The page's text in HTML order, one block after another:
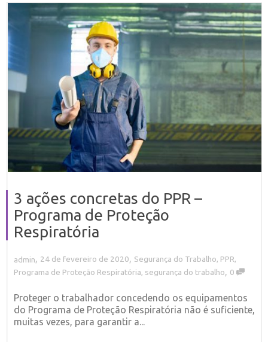
3 ações concretas do PPR –
Programa de Proteção
Respiratória
admin, 24 de fevereiro de 2020, Segurança do Trabalho, PPR,
Programa de Proteção Respiratória, segurança do trabalho 0
Proteger o trabalhador concedendo os equipamentos
do Programa de Proteção Respiratória não é suficiente,
muitas vezes, para garantir a...